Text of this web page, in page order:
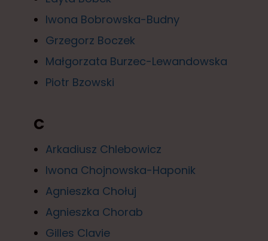
Iwona Bobrowska-Budny
Grzegorz Boczek
Małgorzata Burzec-Lewandowska
Piotr Bzowski
C
Arkadiusz Chlebowicz
Iwona Chojnowska-Haponik
Agnieszka Chołuj
Agnieszka Chorab
Gilles Clavie